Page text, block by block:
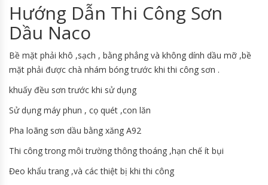
Hướng Dẫn Thi Công Sơn
Dầu Naco
Bề mặt phải khô ,sạch , bằng phẳng và không dính dầu mỡ ,bề
mặt phải được chà nhám bóng trước khi thi công sơn .
khuấy đều sơn trước khi sử dụng
Sử dụng máy phun , cọ quét ,con lăn
Pha loãng sơn dầu bằng xăng A92
Thi công trong môi trường thông thoáng ,hạn chế ít bụi
Đeo khẩu trang ,và các thiệt bị khi thi công